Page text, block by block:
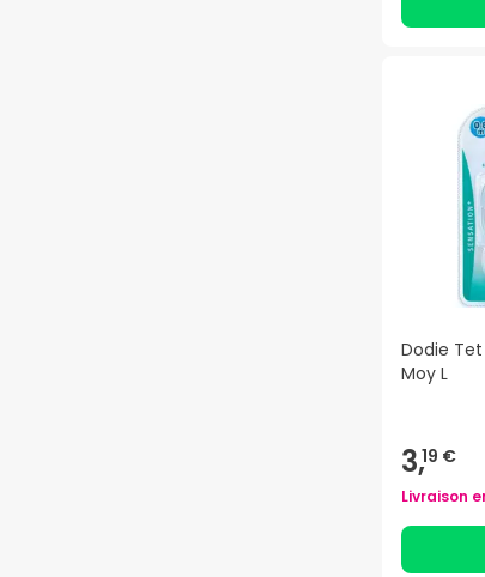
Dodie
Moy L
3,19 €
Livraison